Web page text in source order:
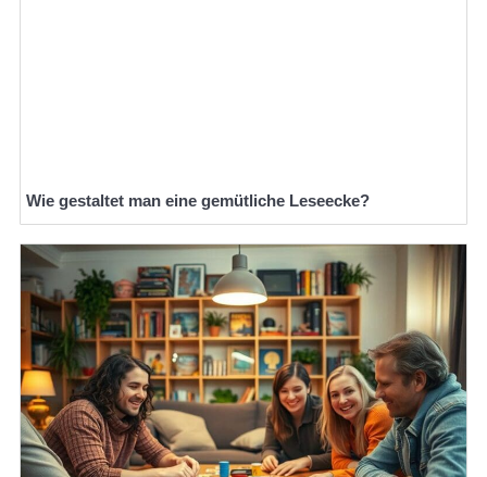
Wie gestaltet man eine gemütliche Leseecke?